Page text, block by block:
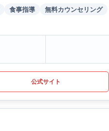
食事指導
無料カウンセリング
公式サイト